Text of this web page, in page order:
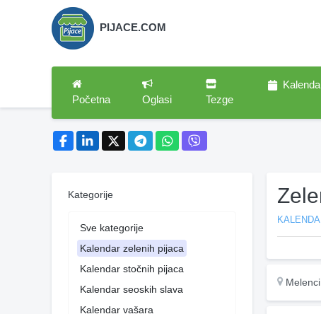
PIJACE.COM
Početna Oglasi Tezge
Kategorije
Sve kategorije
Kalendar zelenih pijaca
Kalendar stočnih pijaca
Kalendar seoskih slava
Kalendar vašara
Melenci